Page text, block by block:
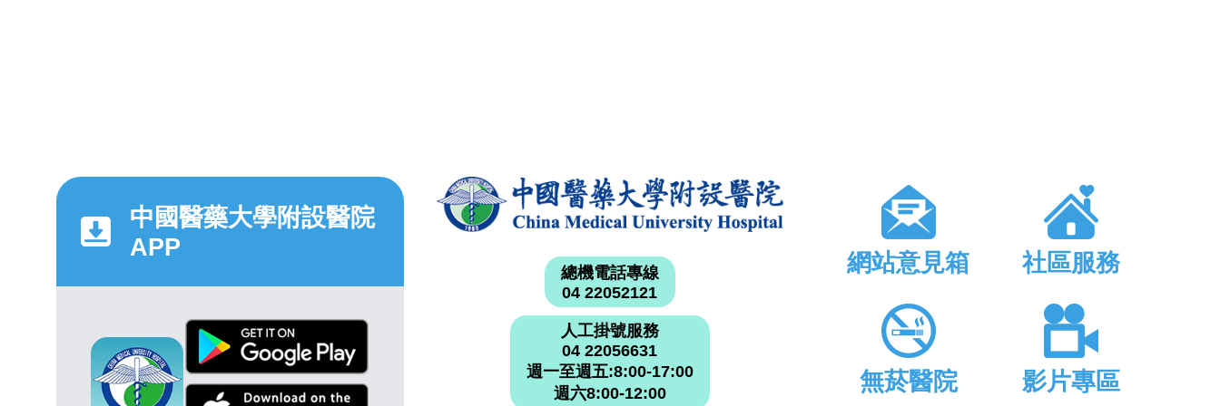
中國醫藥大學附設醫院
APP
總機電話專線
04 22052121
人工掛號服務
04 22056631
週一至週五:8:00-17:00
週六8:00-12:00
網站意見箱 社區服務
無菸醫院 影片專區